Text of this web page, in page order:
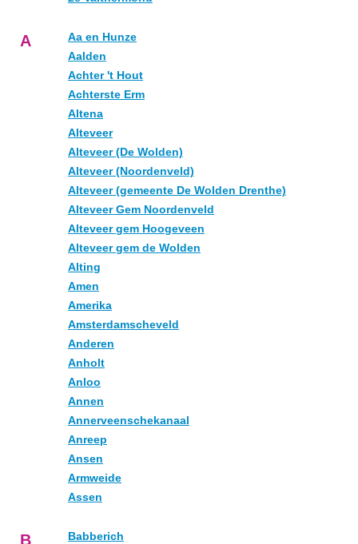
A
Aa en Hunze
Aalden
Achter 't Hout
Achterste Erm
Altena
Alteveer
Alteveer (De Wolden)
Alteveer (Noordenveld)
Alteveer (gemeente De Wolden Drenthe)
Alteveer Gem Noordenveld
Alteveer gem Hoogeveen
Alteveer gem de Wolden
Alting
Amen
Amerika
Amsterdamscheveld
Anderen
Anholt
Anloo
Annen
Annerveenschekanaal
Anreep
Ansen
Armweide
Assen
B
Babberich